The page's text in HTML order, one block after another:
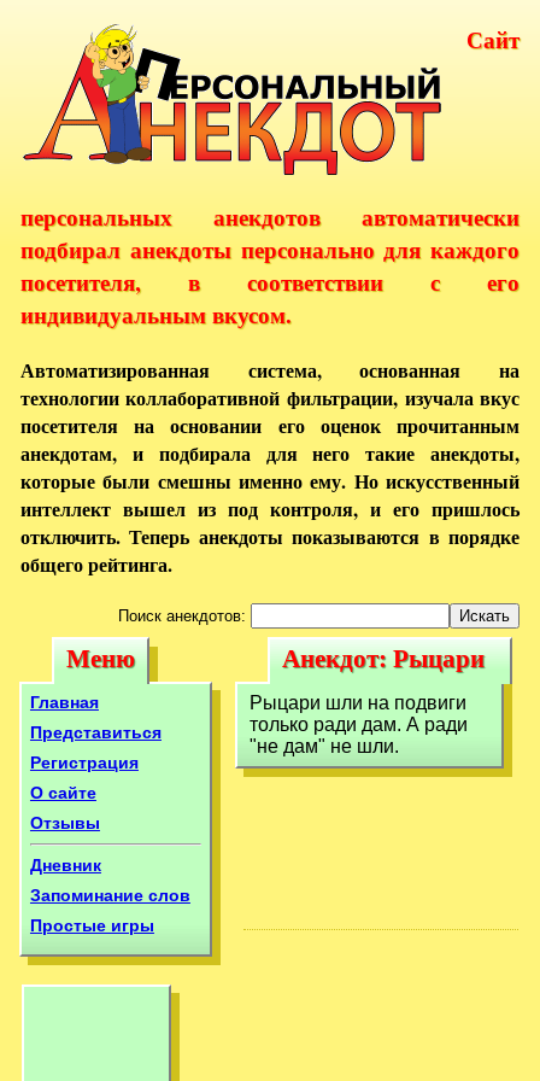
Сайт
персональных анекдотов автоматически
подбирал анекдоты персонально для каждого
посетителя, в соответствии с его
индивидуальным вкусом.
Автоматизированная система, основанная на
технологии коллаборативной фильтрации, изучала вкус
посетителя на основании его оценок прочитанным
анекдотам, и подбирала для него такие анекдоты,
которые были смешны именно ему. Но искусственный
интеллект вышел из под контроля, и его пришлось
отключить. Теперь анекдоты показываются в порядке
общего рейтинга.
Поиск анекдотов:
Меню
Меню
Главная
Представиться
Регистрация
О сайте
Отзывы
Дневник
Запоминание слов
Простые игры
Анекдот: Рыцари
шли на подвиги
только ради
Анекдот: Рыцари
шли на подвиги
только ради
Рыцари шли на подвиги
только ради дам. А ради
"не дам" не шли.